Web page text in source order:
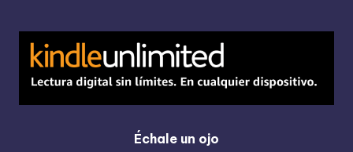
Échale un ojo